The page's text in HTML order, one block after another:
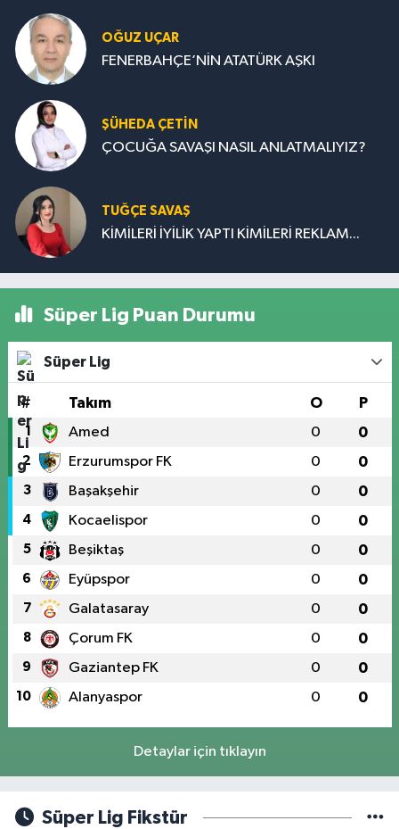
OĞUZ UÇAR
FENERBAHÇE’NİN ATATÜRK AŞKI
ŞÜHEDA ÇETİN
ÇOCUĞA SAVAŞI NASIL ANLATMALIYIZ?
TUĞÇE SAVAŞ
KİMİLERİ İYİLİK YAPTI KİMİLERİ REKLAM...
Süper Lig Puan Durumu
Süper Lig
# Takım O P
1 Amed 0 0
2 Erzurumspor FK 0 0
3 Başakşehir 0 0
4 Kocaelispor 0 0
5 Beşiktaş 0 0
6 Eyüpspor 0 0
7 Galatasaray 0 0
8 Çorum FK 0 0
9 Gaziantep FK 0 0
10 Alanyaspor 0 0
Detaylar için tıklayın
Süper Lig Fikstür